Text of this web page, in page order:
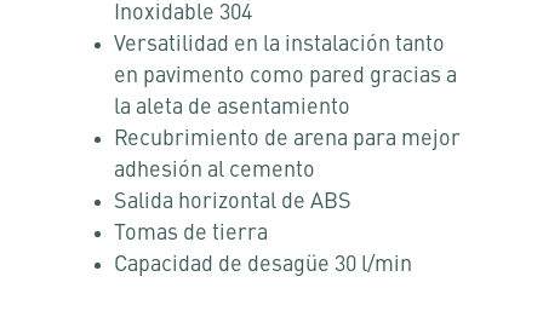
Inoxidable 304
Versatilidad en la instalación tanto
en pavimento como pared gracias a
la aleta de asentamiento
Recubrimiento de arena para mejor
adhesión al cemento
Salida horizontal de ABS
Tomas de tierra
Capacidad de desagüe 30 l/min